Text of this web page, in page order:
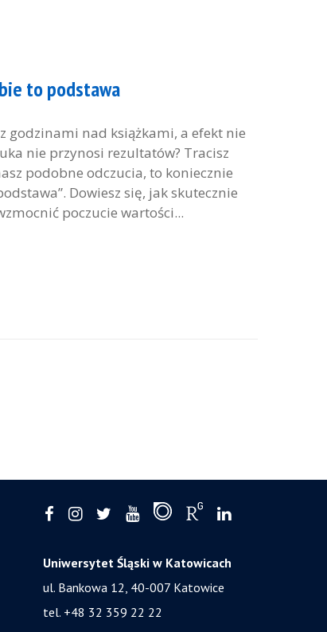
to podstawa
godzinami nad książkami, a efekt nie
nie przynosi rezultatów? Tracisz
podobne odczucia, to koniecznie
Dowiesz się, jak skutecznie
poczucie wartości...
Uniwersytet Śląski w Katowicach
ul. Bankowa 12, 40-007 Katowice
tel. +48 32 359 22 22